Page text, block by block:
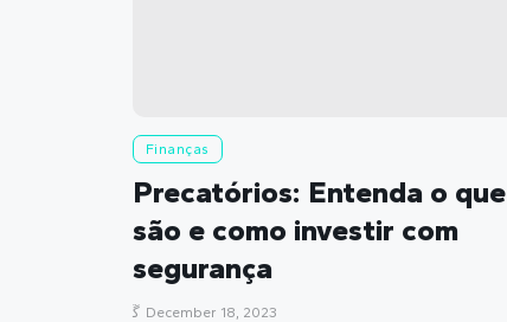
Finanças
Precatórios: Entenda o que
são e como investir com
segurança
December 18, 2023